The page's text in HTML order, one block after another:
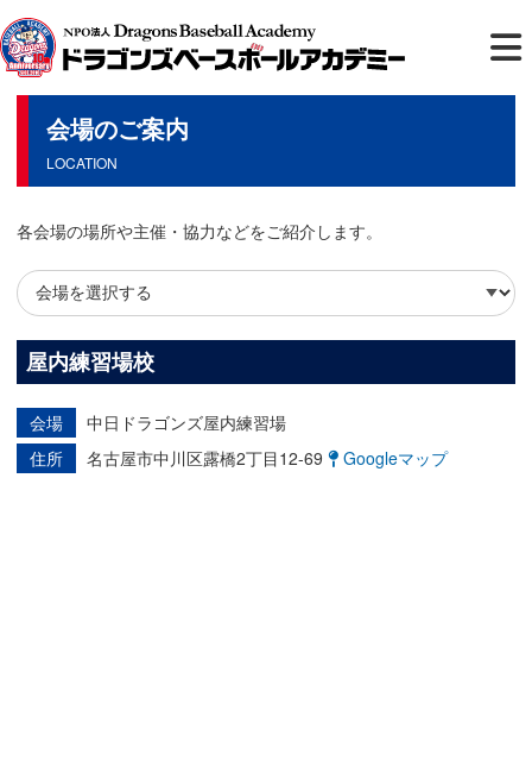
会場のご案内
LOCATION
各会場の場所や主催・協力などをご紹介します。
屋内練習場校
会場
中日ドラゴンズ屋内練習場
住所
名古屋市中川区露橋2丁目12-69 Googleマップ